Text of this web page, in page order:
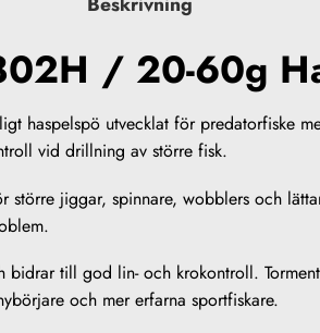
/ 20-60g
haspelspö utvecklat för predatorfiske
vid drillning av större fisk.
jiggar, spinnare, wobblers och
till god lin- och krokontroll.
och mer erfarna sportfiskare.